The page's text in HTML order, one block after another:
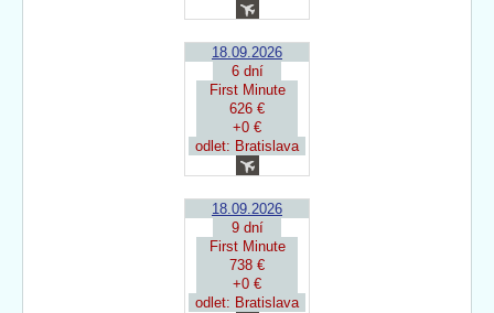
18.09.2026
6 dní
First Minute
626 €
+0 €
odlet: Bratislava
18.09.2026
9 dní
First Minute
738 €
+0 €
odlet: Bratislava